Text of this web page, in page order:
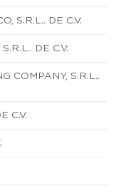
S.R.L.. DE C.V.
DE C.V.
COMPANY, S.R.L..
C.V.